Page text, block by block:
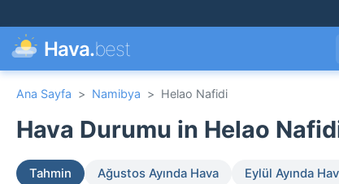
Hava.best
Ana Sayfa > Namibya > Helao Nafidi
Hava Durumu in Helao
Tahmin Ağustos Ayında Hava Eylül Ayında